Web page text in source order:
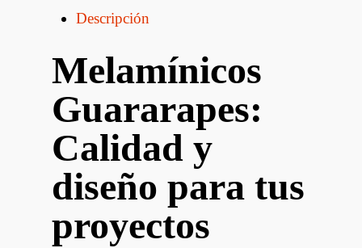
Descripción
Melamínicos
Guararapes:
Calidad y
diseño para tus
proyectos